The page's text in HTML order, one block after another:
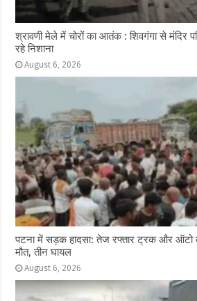
श्रावणी मेले में चोरों का आतंक : शिवगंगा से मंदिर
रहे निशाना
August 6, 2026
पटना में सड़क हादसा: तेज रफ्तार ट्रक और ऑटो
मौत, तीन घायल
August 6, 2026